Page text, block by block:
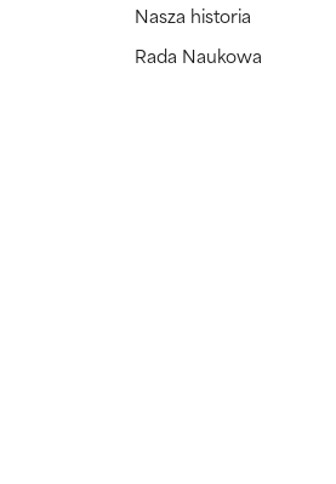
Nasza historia
Rada Naukowa